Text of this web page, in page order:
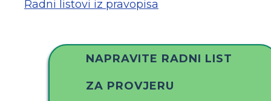
Radni listovi iz pravopisa
NAPRAVITE RADNI LIST
ZA PROVJERU